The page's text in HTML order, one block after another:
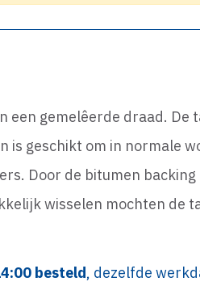
een gemelêerde draad. De
is geschikt om in normale
Door de bitumen
wisselen mochten de
besteld, dezelfde